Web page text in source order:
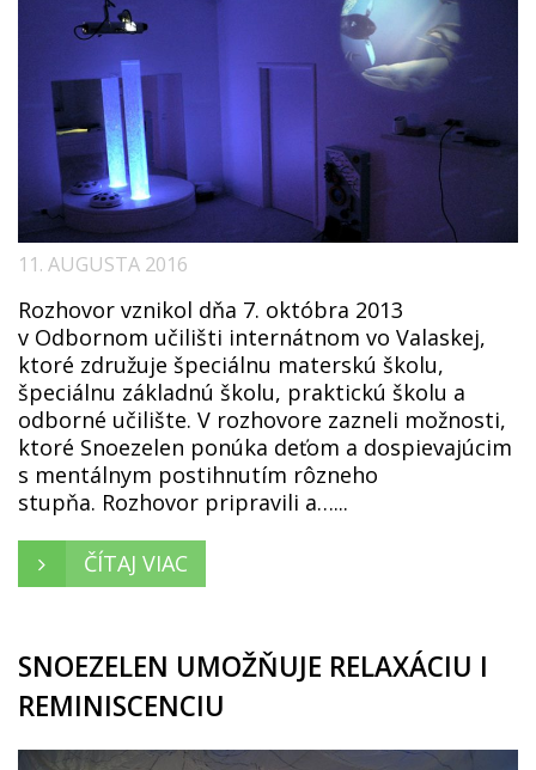
11. AUGUSTA 2016
Rozhovor vznikol dňa 7. októbra 2013
v Odbornom učilišti internátnom vo Valaskej,
ktoré združuje špeciálnu materskú školu,
špeciálnu základnú školu, praktickú školu a
odborné učilište. V rozhovore zazneli možnosti,
ktoré Snoezelen ponúka deťom a dospievajúcim
s mentálnym postihnutím rôzneho
stupňa. Rozhovor pripravili a…...
ČÍTAJ VIAC
SNOEZELEN UMOŽŇUJE RELAXÁCIU I
REMINISCENCIU